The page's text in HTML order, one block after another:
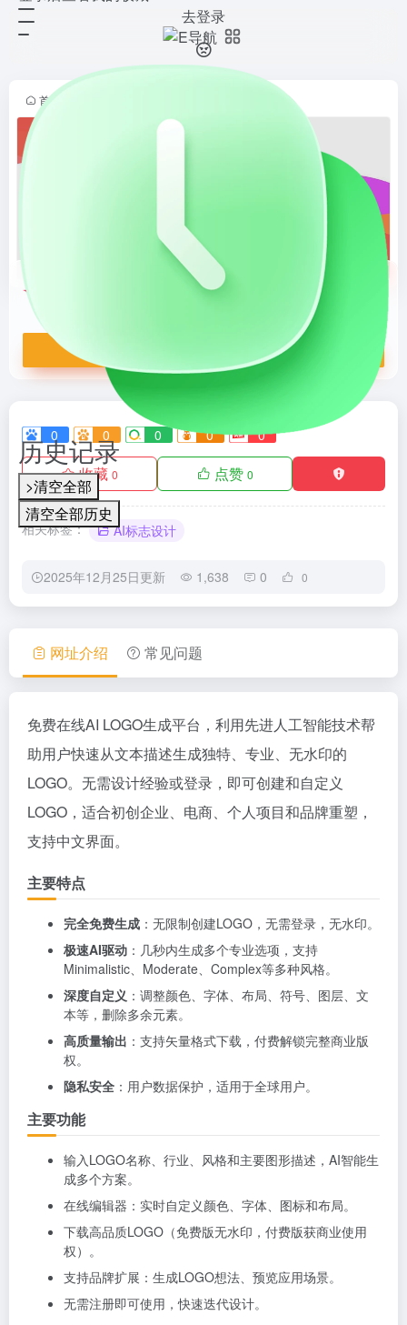
去登录
历史记录
>清空全部
清空全部历史
首页
0 0 0 0 0
收藏 0 点赞 0
相关标签： AI标志设计
2025年12月25日更新 1,638 0 0
免费在线AI LOGO生成器，无需登
录通过文本描述快速创建专业无水印
案。适合初创、企业和个人品...
网址介绍 常见问题
免费在线AI LOGO生成平台，利用先进人工智能技术帮
助用户快速从文本描述生成独特、专业、无水印的
LOGO。无需设计经验或登录，即可创建和自定义
LOGO，适合初创企业、电商、个人项目和品牌重塑，
支持中文界面。
主要特点
完全免费生成 ：无限制创建LOGO，无需登录，无水印。
极速AI驱动 ：几秒内生成多个专业选项，支持
Minimalistic、Moderate、Complex等多种风格。
深度自定义 ：调整颜色、字体、布局、符号、图层、文
本等，删除多余元素。
高质量输出 ：支持矢量格式下载，付费解锁完整商业版
权。
隐私安全 ：用户数据保护，适用于全球用户。
主要功能
输入LOGO名称、行业、风格和主要图形描述，AI智能生
成多个方案。
在线编辑器：实时自定义颜色、字体、图标和布局。
下载高品质LOGO（免费版无水印，付费版获商业使用
权）。
支持品牌扩展：生成LOGO想法、预览应用场景。
无需注册即可使用，快速迭代设计。